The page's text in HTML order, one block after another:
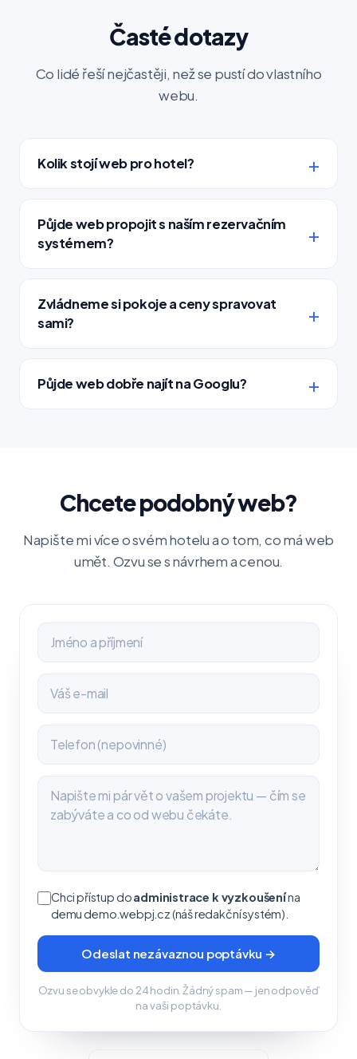
Časté dotazy
Co lidé řeší nejčastěji, než se pustí do vlastního
webu.
Kolik stojí web pro hotel?
Půjde web propojit s naším rezervačním
systémem?
Zvládneme si pokoje a ceny spravovat
sami?
Půjde web dobře najít na Googlu?
Chcete podobný web?
Napište mi více o svém hotelu a o tom, co má web
umět. Ozvu se s návrhem a cenou.
Chci přístup doadministrace k vyzkoušenína
demu demo.webpj.cz (náš redakční systém).
Odeslat nezávaznou poptávku →
Ozvu se obvykle do 24 hodin. Žádný spam — jen odpověď
na vaši poptávku.